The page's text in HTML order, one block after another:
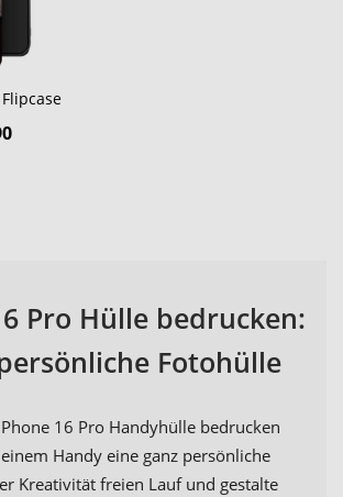
Pro Hülle bedrucken:
Fotohülle
16 Pro Handyhülle bedrucken
Handy eine ganz persönliche
Kreativität freien Lauf und gestalte